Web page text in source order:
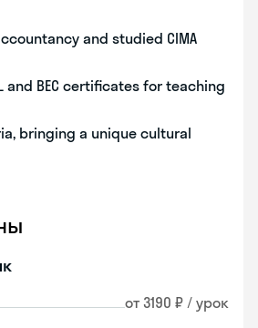
and studied CIMA
and BEC certificates for teaching
bringing a unique cultural
от 3190 ₽ / урок